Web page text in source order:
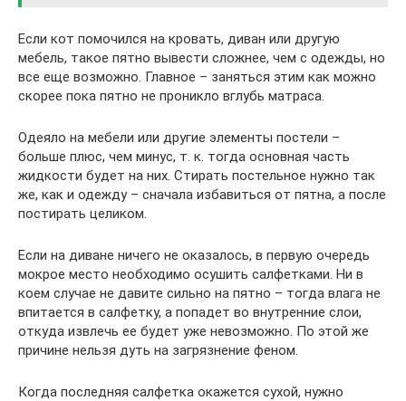
Если кот помочился на кровать, диван или другую
мебель, такое пятно вывести сложнее, чем с одежды, но
все еще возможно. Главное – заняться этим как можно
скорее пока пятно не проникло вглубь матраса.
Одеяло на мебели или другие элементы постели –
больше плюс, чем минус, т. к. тогда основная часть
жидкости будет на них. Стирать постельное нужно так
же, как и одежду – сначала избавиться от пятна, а после
постирать целиком.
Если на диване ничего не оказалось, в первую очередь
мокрое место необходимо осушить салфетками. Ни в
коем случае не давите сильно на пятно – тогда влага не
впитается в салфетку, а попадет во внутренние слои,
откуда извлечь ее будет уже невозможно. По этой же
причине нельзя дуть на загрязнение феном.
Когда последняя салфетка окажется сухой, нужно